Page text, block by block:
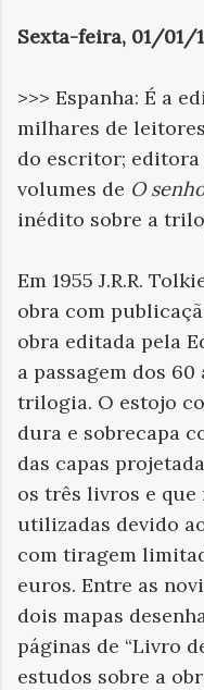
Sexta-feira, 01/01/
>>> Espanha: É a
milhares de
do escritor;
volumes de O
inédito sobre a
Em 1955 J.R.R.
obra com
obra editada pela
a passagem dos
trilogia. O estojo
dura e sobrecapa
das capas
os três livros e que
utilizadas devido
com tiragem
euros. Entre as
dois mapas
páginas de “Livro
estudos sobre a